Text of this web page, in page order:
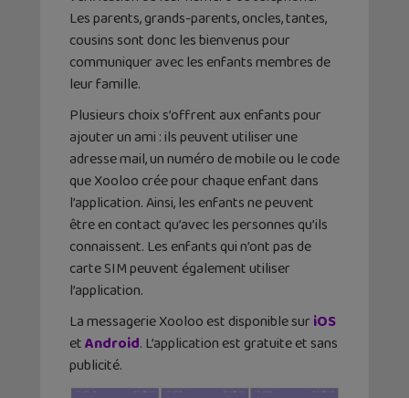
Les parents, grands-parents, oncles, tantes,
cousins sont donc les bienvenus pour
communiquer avec les enfants membres de
leur famille.
Plusieurs choix s’offrent aux enfants pour
ajouter un ami : ils peuvent utiliser une
adresse mail, un numéro de mobile ou le code
que Xooloo crée pour chaque enfant dans
l’application. Ainsi, les enfants ne peuvent
être en contact qu’avec les personnes qu’ils
connaissent. Les enfants qui n’ont pas de
carte SIM peuvent également utiliser
l’application.
La messagerie Xooloo est disponible suriOS
etAndroid. L’application est gratuite et sans
publicité.